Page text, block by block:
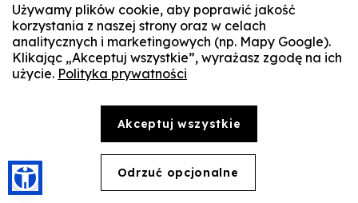
Biznes
Wynajem sal
Targi pracy
Student
Multis Multum
Biblioteka
Samorząd
inaczej, utwory w rozumieniu właściwych przepisów, do których prawa majątkowe autorskie
przysługują WSZIB. Bez uprzedniej zgody WSZIB zabrania się w stosunku do tych treści oraz ich
części: kopiowania, reprodukowania, modyfikowania, dystrybuowania, publikowania,
wyświetlania, utrwalania oraz wykorzystywania w jakiejkolwiek innej formie. Ograniczenia
powyższe nie dotyczą dozwolonego użytku osobistego.
Używamy plików cookie, aby poprawić jakość
korzystania z naszej strony oraz w celach
analitycznych i marketingowych (np. Mapy Google).
Klikając „Akceptuj wszystkie”, wyrażasz zgodę na ich
użycie. Polityka prywatności
Akceptuj wszystkie
Odrzuć opcjonalne